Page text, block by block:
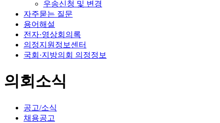
우송신청 및 변경
자주묻는 질문
용어해설
전자·영상회의록
의정지원정보센터
국회·지방의회 의정정보
의회소식
공고/소식
채용공고